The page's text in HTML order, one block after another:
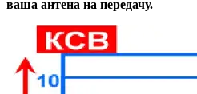
ваша антена на передачу.